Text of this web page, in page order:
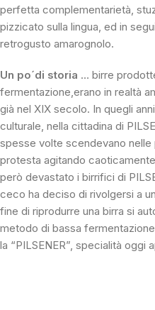
perfetta complementarietà,
pizzicato sulla lingua, ed in
retrogusto amarognolo.
Un po´di storia … birre
fermentazione,erano in realtà
già nel XIX secolo. In quegli
culturale, nella cittadina di
spesse volte scendevano nelle
protesta agitando
però devastato i birrifici di
ceco ha deciso di rivolgersi a
fine di riprodurre una birra si
metodo di bassa
la “PILSENER”, specialità oggi